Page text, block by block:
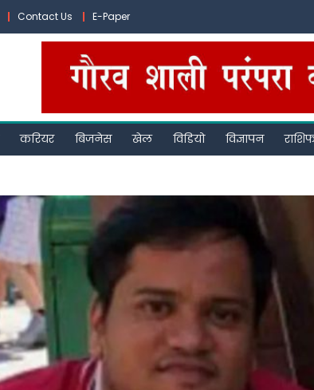
Contact Us E-Paper
करियर बिजनेस खेल विडियो विज्ञापन